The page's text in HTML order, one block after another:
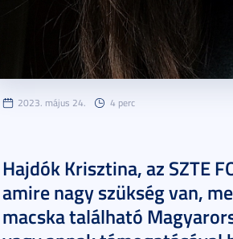
2023. május 24. 4 perc
Hajdók Krisztina, az SZTE
amire nagy szükség van,
macska található